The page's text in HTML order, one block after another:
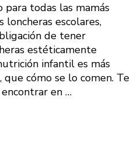
para todas las mamás
escolares,
de tener
estéticamente
infantil es más
cómo se lo comen. Te
en …